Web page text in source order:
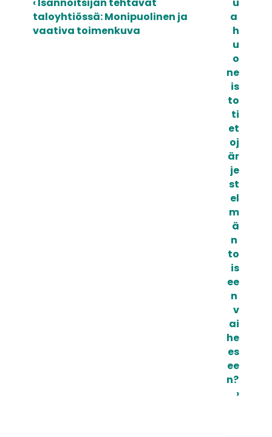
taloyhtiössä: Monipuolinen ja
vaativa toimenkuva
a
h
u
o
ne
is
to
ti
et
oj
är
je
st
el
m
ä
n
to
is
ee
n
v
ai
he
es
ee
n?
›